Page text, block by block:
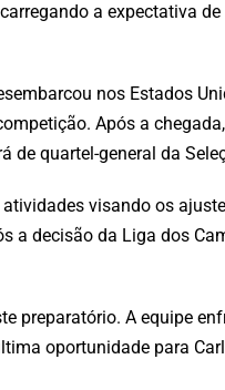
a expectativa
nos Estados
Após a
de quartel-general da
visando os
a decisão da Liga dos
preparatório. A equipe
oportunidade para